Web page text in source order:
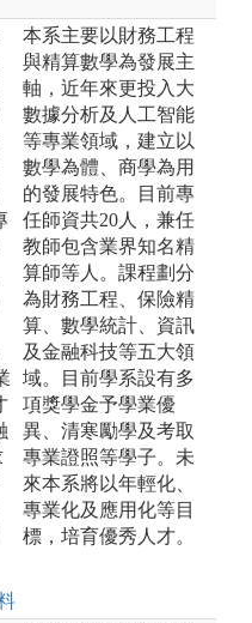
本系主要以財務工程
與精算數學為發展主
軸，近年來更投入大
數據分析及人工智能
等專業領域，建立以
數學為體、商學為用
的發展特色。目前專
任師資共20人，兼任
教師包含業界知名精
算師等人。課程劃分
為財務工程、保險精
算、數學統計、資訊
及金融科技等五大領
域。目前學系設有多
項獎學金予學業優
異、清寒勵學及考取
專業證照等學子。未
來本系將以年輕化、
專業化及應用化等目
標，培育優秀人才。